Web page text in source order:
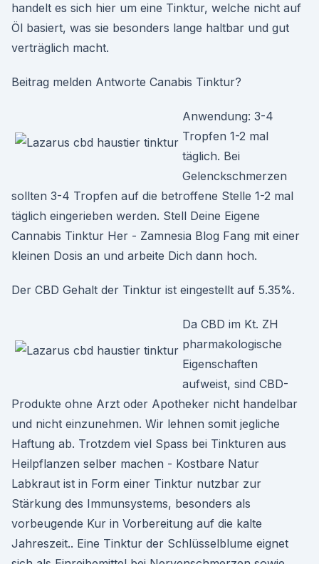
handelt es sich hier um eine Tinktur, welche nicht auf
Öl basiert, was sie besonders lange haltbar und gut
verträglich macht.
Beitrag melden Antworte Canabis Tinktur?
Anwendung: 3-4
Tropfen 1-2 mal
täglich. Bei
Gelenckschmerzen
sollten 3-4 Tropfen auf die betroffene Stelle 1-2 mal
täglich eingerieben werden. Stell Deine Eigene
Cannabis Tinktur Her - Zamnesia Blog Fang mit einer
kleinen Dosis an und arbeite Dich dann hoch.
Der CBD Gehalt der Tinktur ist eingestellt auf 5.35%.
Da CBD im Kt. ZH
pharmakologische
Eigenschaften
aufweist, sind CBD-
Produkte ohne Arzt oder Apotheker nicht handelbar
und nicht einzunehmen. Wir lehnen somit jegliche
Haftung ab. Trotzdem viel Spass bei Tinkturen aus
Heilpflanzen selber machen - Kostbare Natur
Labkraut ist in Form einer Tinktur nutzbar zur
Stärkung des Immunsystems, besonders als
vorbeugende Kur in Vorbereitung auf die kalte
Jahreszeit.. Eine Tinktur der Schlüsselblume eignet